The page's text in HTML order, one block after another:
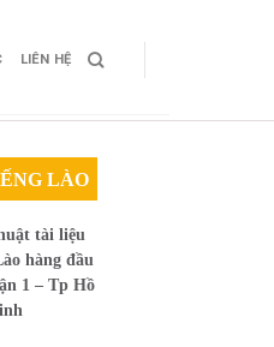
LIÊN HỆ
LÀO
tài liệu
hàng đầu
1 – Tp Hồ